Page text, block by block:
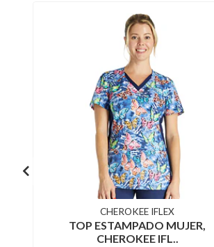
CHEROKEE IFLEX
TOP ESTAMPADO MUJER,
CHEROKEE IFL..